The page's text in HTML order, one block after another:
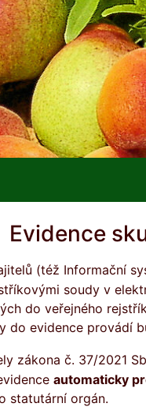
Evidence
soudy v
do veřejného
do evidence provádí
automaticky
statutární orgán.